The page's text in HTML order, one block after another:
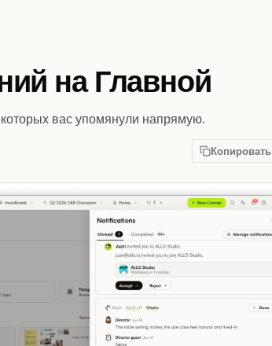
на Главной
вас упомянули напрямую.
Копировать